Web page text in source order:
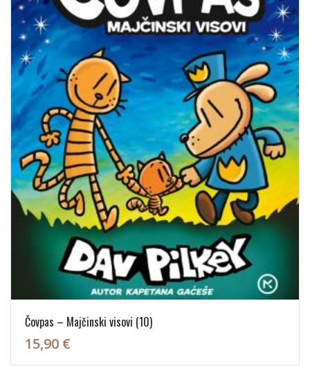
Čovpas – Majčinski visovi (10)
15,90 €